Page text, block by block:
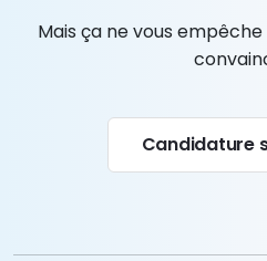
Mais ça ne vous
Candidature